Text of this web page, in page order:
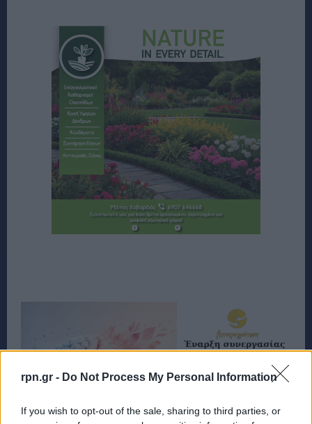
rpn.gr - Do Not Process My Personal Information
If you wish to opt-out of the sale, sharing to third parties, or